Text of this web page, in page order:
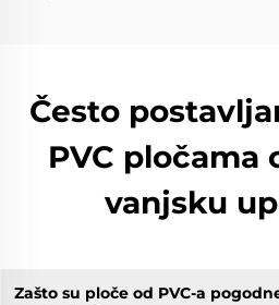
Često
PVC pločama
vanjsku
Zašto su ploče od PVC-a